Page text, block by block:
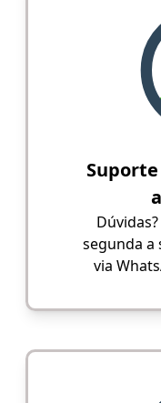
segunda a
via